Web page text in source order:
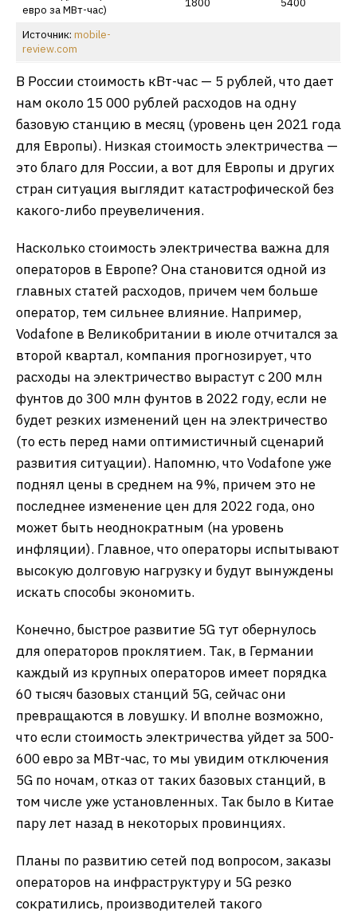
евро за МВт-час)
1800 5400
Источник: mobile-
review.com
В России стоимость кВт-час — 5 рублей, что дает
нам около 15 000 рублей расходов на одну
базовую станцию в месяц (уровень цен 2021 года
для Европы). Низкая стоимость электричества —
это благо для России, а вот для Европы и других
стран ситуация выглядит катастрофической без
какого-либо преувеличения.
Насколько стоимость электричества важна для
операторов в Европе? Она становится одной из
главных статей расходов, причем чем больше
оператор, тем сильнее влияние. Например,
Vodafone в Великобритании в июле отчитался за
второй квартал, компания прогнозирует, что
расходы на электричество вырастут с 200 млн
фунтов до 300 млн фунтов в 2022 году, если не
будет резких изменений цен на электричество
(то есть перед нами оптимистичный сценарий
развития ситуации). Напомню, что Vodafone уже
поднял цены в среднем на 9%, причем это не
последнее изменение цен для 2022 года, оно
может быть неоднократным (на уровень
инфляции). Главное, что операторы испытывают
высокую долговую нагрузку и будут вынуждены
искать способы экономить.
Конечно, быстрое развитие 5G тут обернулось
для операторов проклятием. Так, в Германии
каждый из крупных операторов имеет порядка
60 тысяч базовых станций 5G, сейчас они
превращаются в ловушку. И вполне возможно,
что если стоимость электричества уйдет за 500-
600 евро за МВт-час, то мы увидим отключения
5G по ночам, отказ от таких базовых станций, в
том числе уже установленных. Так было в Китае
пару лет назад в некоторых провинциях.
Планы по развитию сетей под вопросом, заказы
операторов на инфраструктуру и 5G резко
сократились, производителей такого